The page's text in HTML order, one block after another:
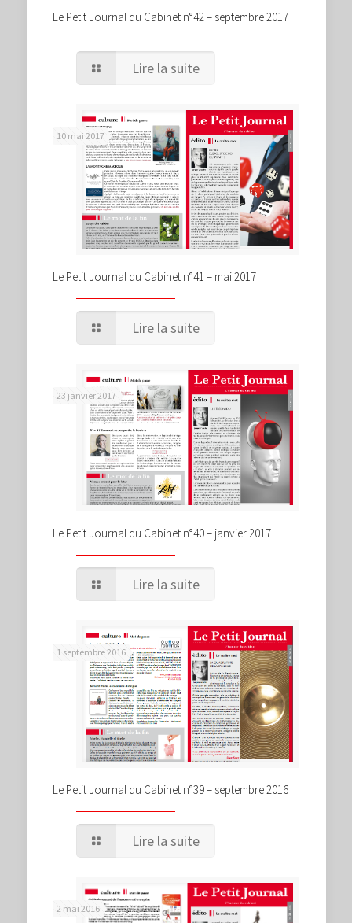
Le Petit Journal du Cabinet n°42 – septembre 2017
Lire la suite
10 mai 2017
Le Petit Journal du Cabinet n°41 – mai 2017
Lire la suite
23 janvier 2017
Le Petit Journal du Cabinet n°40 – janvier 2017
Lire la suite
1 septembre 2016
Le Petit Journal du Cabinet n°39 – septembre 2016
Lire la suite
2 mai 2016